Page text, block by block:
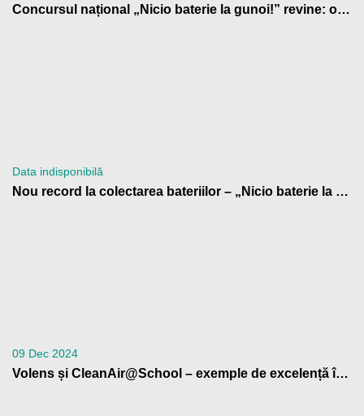
Concursul național „Nicio baterie la gunoi!” revine: o nouă ediție cu premii pentru școlile din România care contribuie la reciclarea bateriilor
Data indisponibilă
Nou record la colectarea bateriilor – „Nicio baterie la gunoi!” 2024
09 Dec 2024
Volens și CleanAir@School – exemple de excelență în educația climatică, la Bruxelles